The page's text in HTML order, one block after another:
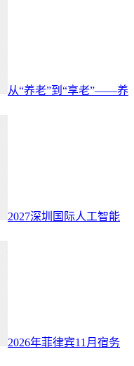
从“养老”到“享老”——养
2027深圳国际人工智能
2026年菲律宾11月宿务